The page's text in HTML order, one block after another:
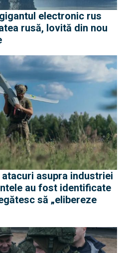
electronic rus
rusă, lovită din nou
asupra industriei
au fost identificate
să „elibereze